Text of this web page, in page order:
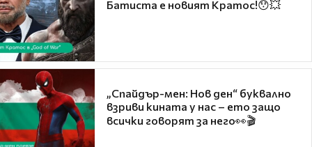
Батиста е новият Кратос!😯💥
„Спайдър-мен: Нов ден“ буквално
взриви кината у нас – ето защо
всички говорят за него👀🎬